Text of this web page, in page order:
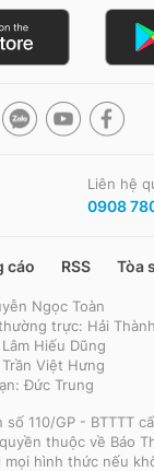
Liên hệ
0908
cáo RSS Tòa
Ngọc Toàn
trực: Hải Thành
Hiếu Dũng
Việt Hưng
Đức Trung
số 110/GP - BTTTT
thuộc về Báo
mọi hình thức nếu